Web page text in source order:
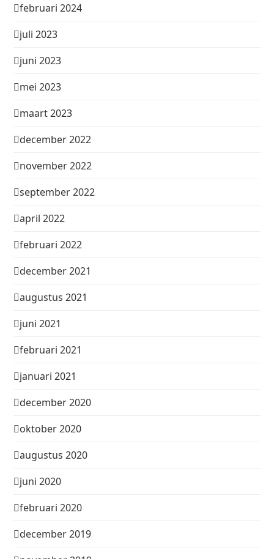
februari 2024
juli 2023
juni 2023
mei 2023
maart 2023
december 2022
november 2022
september 2022
april 2022
februari 2022
december 2021
augustus 2021
juni 2021
februari 2021
januari 2021
december 2020
oktober 2020
augustus 2020
juni 2020
februari 2020
december 2019